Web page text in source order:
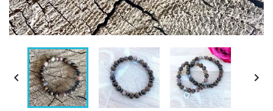
 